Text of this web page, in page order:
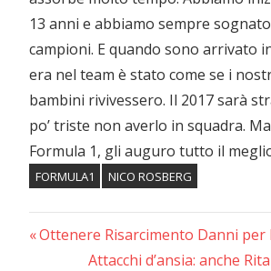
13 anni e abbiamo sempre
campioni. E quando sono arrivato
era nel team è stato come se i
bambini rivivessero. Il 2017 sarà
po’ triste non averlo in squadra.
Formula 1, gli auguro tutto il
FORMULA1 NICO ROSBERG
Navigazione
Previous
Ottenere Risarcimento Danni per
Next
Attacchi d’ansia: anche